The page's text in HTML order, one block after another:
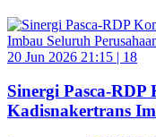
20 Jun 2026 21:15 | 18
Sinergi Pasca-
Kadisnakertrans